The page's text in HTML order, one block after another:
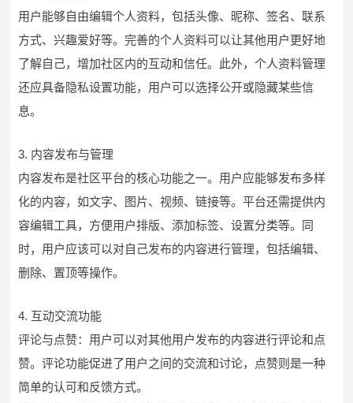
用户能够自由编辑个人资料，包括头像、昵称、签名、联系
方式、兴趣爱好等。完善的个人资料可以让其他用户更好地
了解自己，增加社区内的互动和信任。此外，个人资料管理
还应具备隐私设置功能，用户可以选择公开或隐藏某些信
息。
3. 内容发布与管理
内容发布是社区平台的核心功能之一。用户应能够发布多样
化的内容，如文字、图片、视频、链接等。平台还需提供内
容编辑工具，方便用户排版、添加标签、设置分类等。同
时，用户应该可以对自己发布的内容进行管理，包括编辑、
删除、置顶等操作。
4. 互动交流功能
评论与点赞：用户可以对其他用户发布的内容进行评论和点
赞。评论功能促进了用户之间的交流和讨论，点赞则是一种
简单的认可和反馈方式。